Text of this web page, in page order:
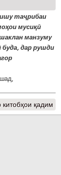
таҷрибаи
мусиқӣ
манзуму
буда, дар рушди
қадим